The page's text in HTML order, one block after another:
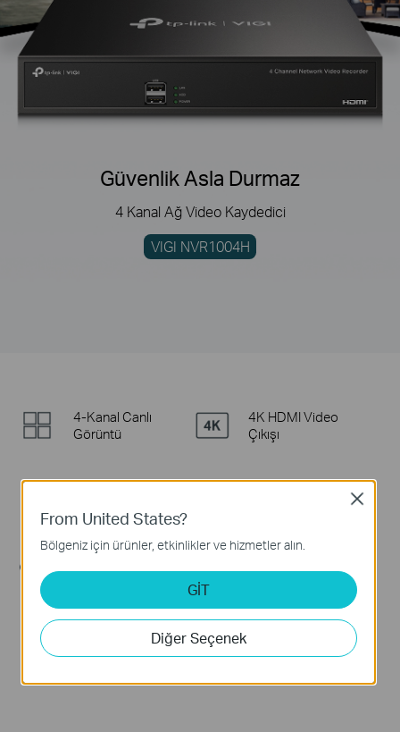
Güvenlik Asla Durmaz
VIGI NVR1004H
4 Kanal Ağ Video Kaydedici
4-Kanal Canlı
Görüntü
4K HDMI Video
Çıkışı
4-Kanal Senkron
Uyumluluk
Otomatik Başlatma
(Yüksekliği 10 TB)*
From United States?
Bölgeniz için ürünler, etkinlikler ve hizmetler alın.
GİT
Diğer Seçenek
Close